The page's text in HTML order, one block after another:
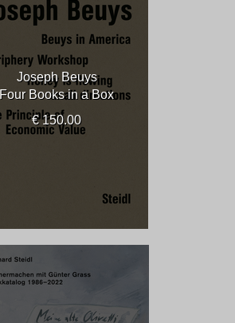
Joseph Beuys
Four Books in a Box
€ 150.00